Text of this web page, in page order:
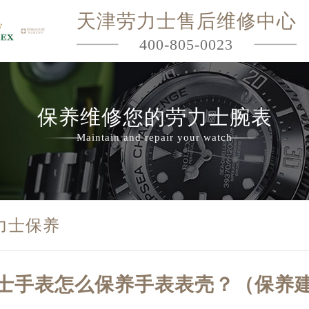
天津劳力士售后维修中心
400-805-0023
保养维修您的劳力士腕表
Maintain and repair your watch
士保养
手表怎么保养手表表壳？（保养